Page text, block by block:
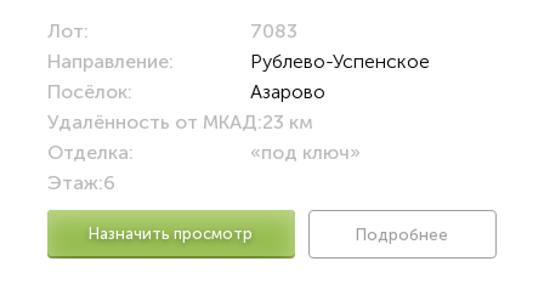
Лот:
7083
Направление:
Рублево-Успенское
Посёлок:
Азарово
Удалённость от МКАД:23 км
Отделка:
«под ключ»
Этаж:6
Назначить просмотр Подробнее